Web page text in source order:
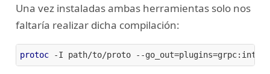
Una vez instaladas ambas herramientas solo nos
faltaría realizar dicha compilación:
protoc -I path/to/proto --